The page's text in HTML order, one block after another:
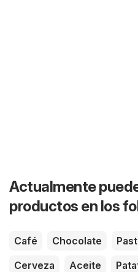
Actualmente
productos en los
Café Chocolate
Cerveza
Aceite